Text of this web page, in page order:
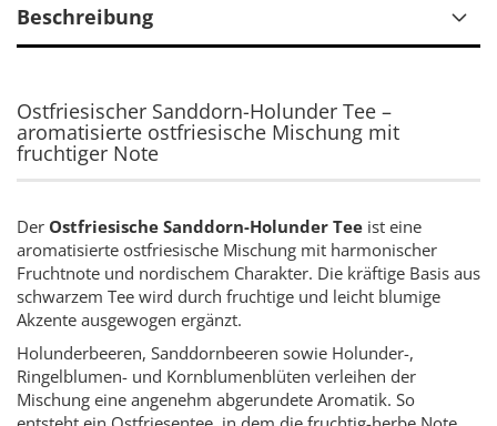
Beschreibung
Ostfriesischer Sanddorn-Holunder Tee –
aromatisierte ostfriesische Mischung mit
fruchtiger Note
Der Ostfriesische Sanddorn-Holunder Tee ist eine
aromatisierte ostfriesische Mischung mit harmonischer
Fruchtnote und nordischem Charakter. Die kräftige Basis aus
schwarzem Tee wird durch fruchtige und leicht blumige
Akzente ausgewogen ergänzt.
Holunderbeeren, Sanddornbeeren sowie Holunder-,
Ringelblumen- und Kornblumenblüten verleihen der
Mischung eine angenehm abgerundete Aromatik. So